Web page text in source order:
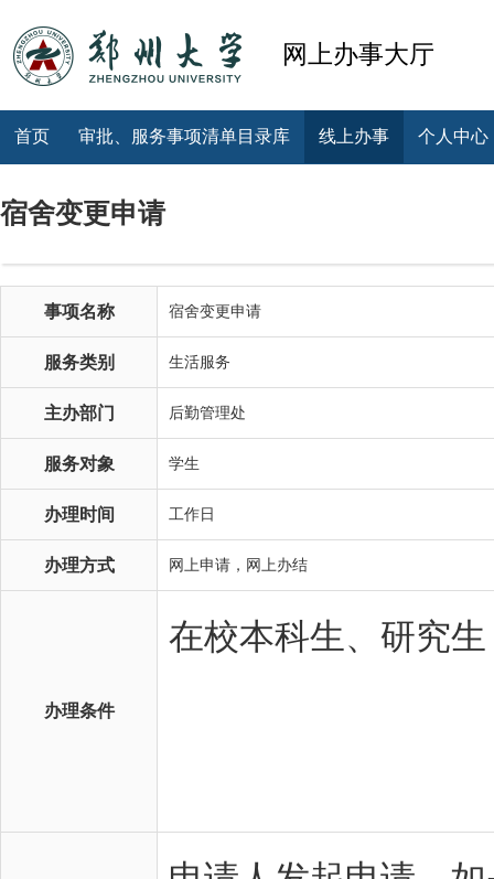
网上办事大厅
首页 审批、服务事项清单目录库 线上办事 个人中心
宿舍变更申请
事项名称 宿舍变更申请
服务类别 生活服务
主办部门 后勤管理处
服务对象 学生
办理时间 工作日
办理方式 网上申请，网上办结
办理条件